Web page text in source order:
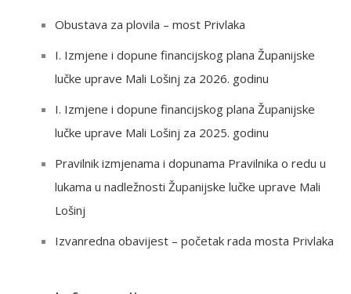
f
o
r
:
Obustava za plovila – most Privlaka
I. Izmjene i dopune financijskog plana Županijske
lučke uprave Mali Lošinj za 2026. godinu
I. Izmjene i dopune financijskog plana Županijske
lučke uprave Mali Lošinj za 2025. godinu
Pravilnik izmjenama i dopunama Pravilnika o redu u
lukama u nadležnosti Županijske lučke uprave Mali
Lošinj
Izvanredna obavijest – početak rada mosta Privlaka